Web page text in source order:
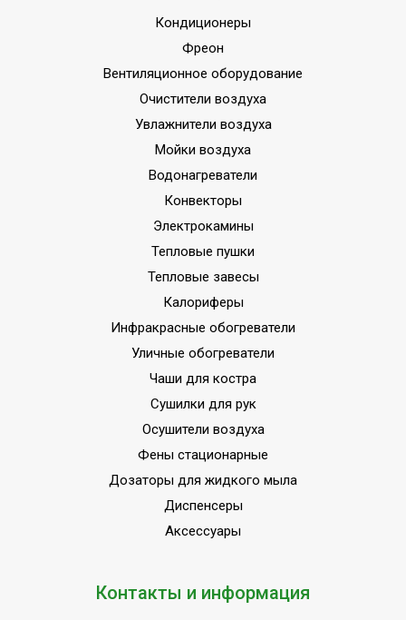
Кондиционеры
Фреон
Вентиляционное оборудование
Очистители воздуха
Увлажнители воздуха
Мойки воздуха
Водонагреватели
Конвекторы
Электрокамины
Тепловые пушки
Тепловые завесы
Калориферы
Инфракрасные обогреватели
Уличные обогреватели
Чаши для костра
Сушилки для рук
Осушители воздуха
Фены стационарные
Дозаторы для жидкого мыла
Диспенсеры
Аксессуары
Контакты и информация